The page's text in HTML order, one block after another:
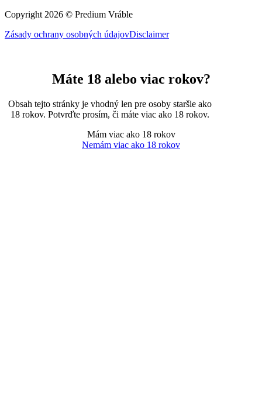
Copyright 2026 © Predium Vráble
Zásady ochrany osobných údajovDisclaimer
Máte 18 alebo viac rokov?
Obsah tejto stránky je vhodný len pre osoby staršie ako
18 rokov. Potvrďte prosím, či máte viac ako 18 rokov.
Mám viac ako 18 rokov
Nemám viac ako 18 rokov